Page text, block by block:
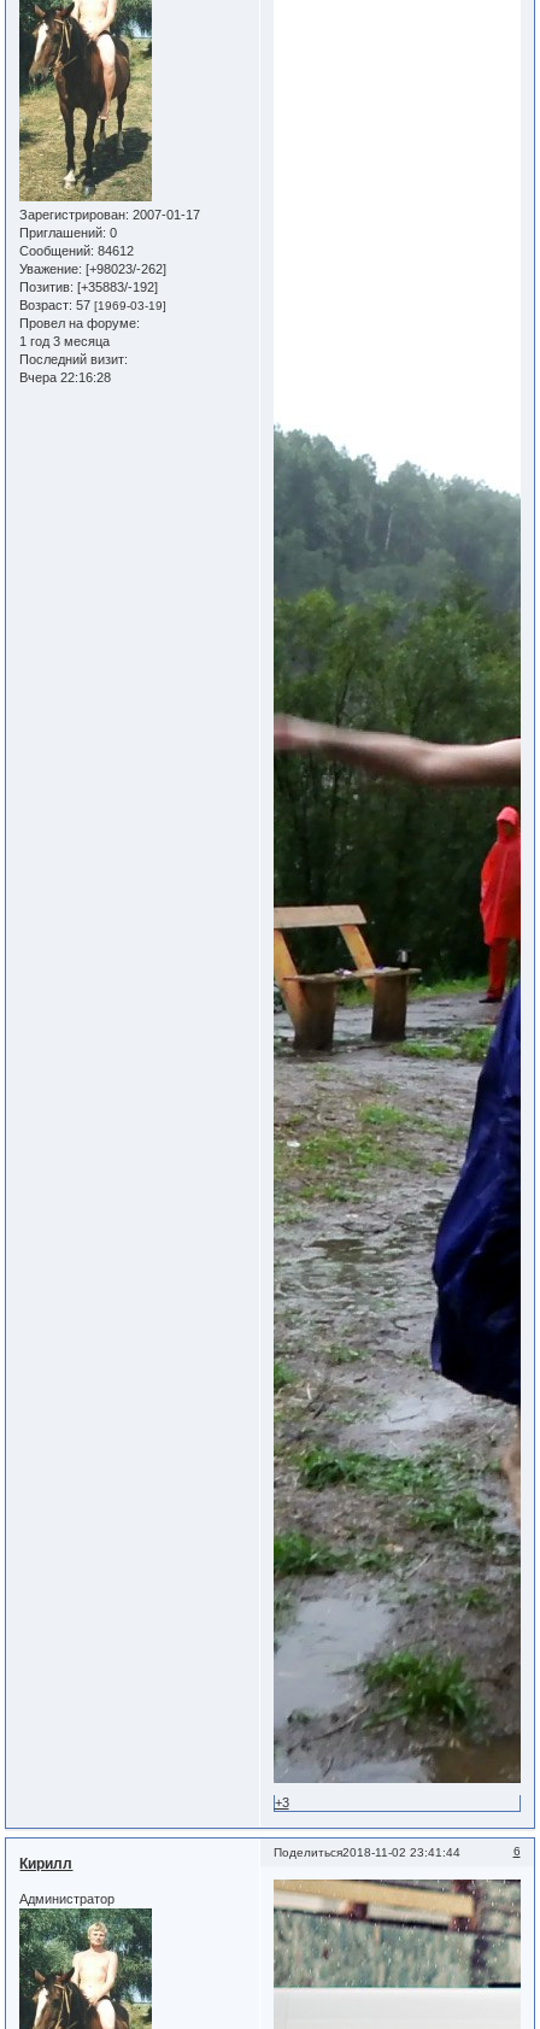
Зарегистрирован: 2007-01-17
Приглашений: 0
Сообщений: 84612
Уважение: [+98023/-262]
Позитив: [+35883/-192]
Возраст: 57[1969-03-19]
Провел на форуме:
1 год 3 месяца
Последний визит:
Вчера 22:16:28
+3
Поделиться 6
2018-11-02 23:41:44
Кирилл
Администратор